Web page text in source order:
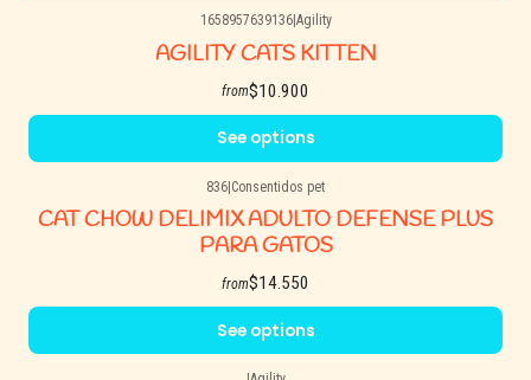
1658957639136| Agility
AGILITY CATS KITTEN
from$10.900
See options
836|Consentidos pet
CAT CHOW DELIMIX ADULTO DEFENSE PLUS
PARA GATOS
from$14.550
See options